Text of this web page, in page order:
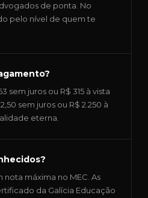
de ponta. No
pelo nível de quem te
sem juros ou R$ 315 à vista
sem juros ou R$ 2.250 à
eterna.
máxima no MEC. As
da Galícia Educação